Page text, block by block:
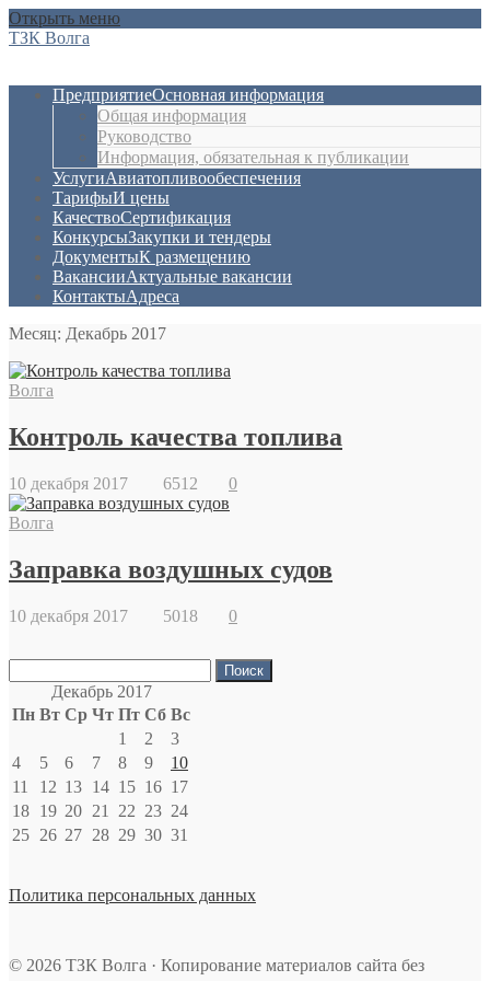
Открыть меню
ТЗК Волга
ПредприятиеОсновная информация
Общая информация
Руководство
Информация, обязательная к публикации
УслугиАвиатопливообеспечения
ТарифыИ цены
КачествоСертификация
КонкурсыЗакупки и тендеры
ДокументыК размещению
ВакансииАктуальные вакансии
КонтактыАдреса
Месяц: Декабрь 2017
Волга
Контроль качества топлива
10 декабря 2017 6512 0
Волга
Заправка воздушных судов
10 декабря 2017 5018 0
Декабрь 2017
Пн Вт Ср Чт Пт Сб Вс
1
2
3
4
5 6 7 8 9
10
11
12 13 14 15 16 17
18 19 20 21 22 23 24
25 26 27 28 29 30 31
Политика персональных данных
© 2026 ТЗК Волга · Копирование материалов сайта без